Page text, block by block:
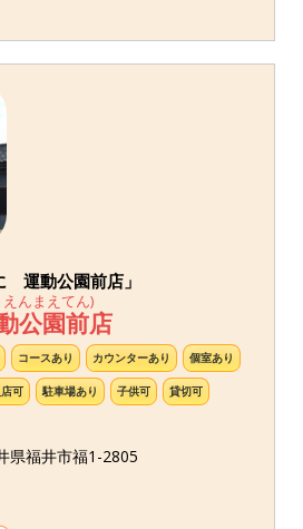
運動公園前店」
んまえてん)
園前店
コースあり カウンターあり 個室あり
可 駐車場あり 子供可 貸切可
県福井市福1-2805